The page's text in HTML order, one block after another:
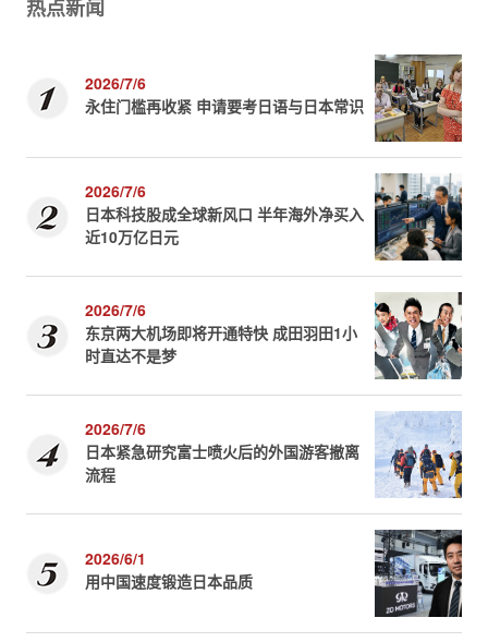
热点新闻
2026/7/6
永住门槛再收紧 申请要考日语与日本常识
2026/7/6
日本科技股成全球新风口 半年海外净买入
近10万亿日元
2026/7/6
东京两大机场即将开通特快 成田羽田1小
时直达不是梦
2026/7/6
日本紧急研究富士喷火后的外国游客撤离
流程
2026/6/1
用中国速度锻造日本品质